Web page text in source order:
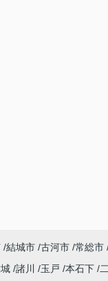
結城市 古河市 常総市
諸川 玉戸 本石下